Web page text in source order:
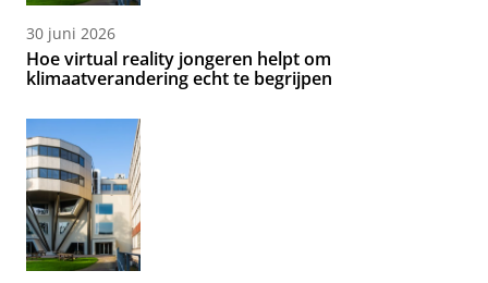
30 juni 2026
Hoe virtual reality jongeren helpt om
klimaatverandering echt te begrijpen